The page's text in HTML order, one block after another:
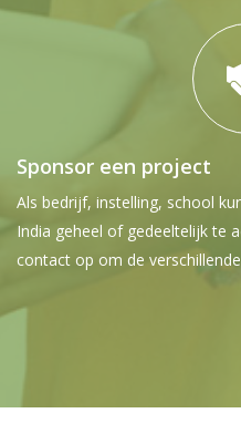
Sponsor een project
Als bedrijf, instelling, school
India geheel of gedeeltelijk te
contact op om de